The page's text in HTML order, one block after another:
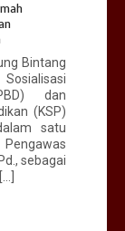
Tuan
Bintang
dan
(KSP)
satu
sebagai